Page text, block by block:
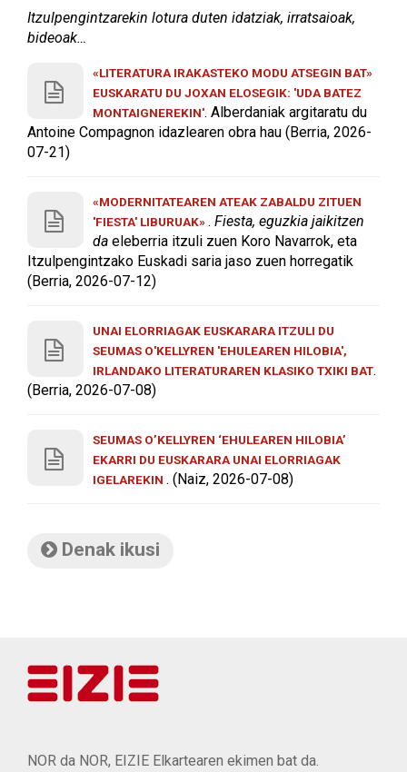
Itzulpengintzarekin lotura duten idatziak, irratsaioak,
bideoak…
«LITERATURA IRAKASTEKO MODU ATSEGIN BAT»
EUSKARATU DU JOXAN ELOSEGIK: 'UDA BATEZ
MONTAIGNEREKIN'. Alberdaniak argitaratu du
Antoine Compagnon idazlearen obra hau (Berria, 2026-
07-21)
«MODERNITATEAREN ATEAK ZABALDU ZITUEN
'FIESTA' LIBURUAK» . Fiesta, eguzkia jaikitzen
da eleberria itzuli zuen Koro Navarrok, eta
Itzulpengintzako Euskadi saria jaso zuen horregatik
(Berria, 2026-07-12)
UNAI ELORRIAGAK EUSKARARA ITZULI DU
SEUMAS O'KELLYREN 'EHULEAREN HILOBIA',
IRLANDAKO LITERATURAREN KLASIKO TXIKI BAT.
(Berria, 2026-07-08)
SEUMAS O’KELLYREN ‘EHULEAREN HILOBIA’
EKARRI DU EUSKARARA UNAI ELORRIAGAK
IGELAREKIN . (Naiz, 2026-07-08)
Denak ikusi
NOR da NOR, EIZIE Elkartearen ekimen bat da.